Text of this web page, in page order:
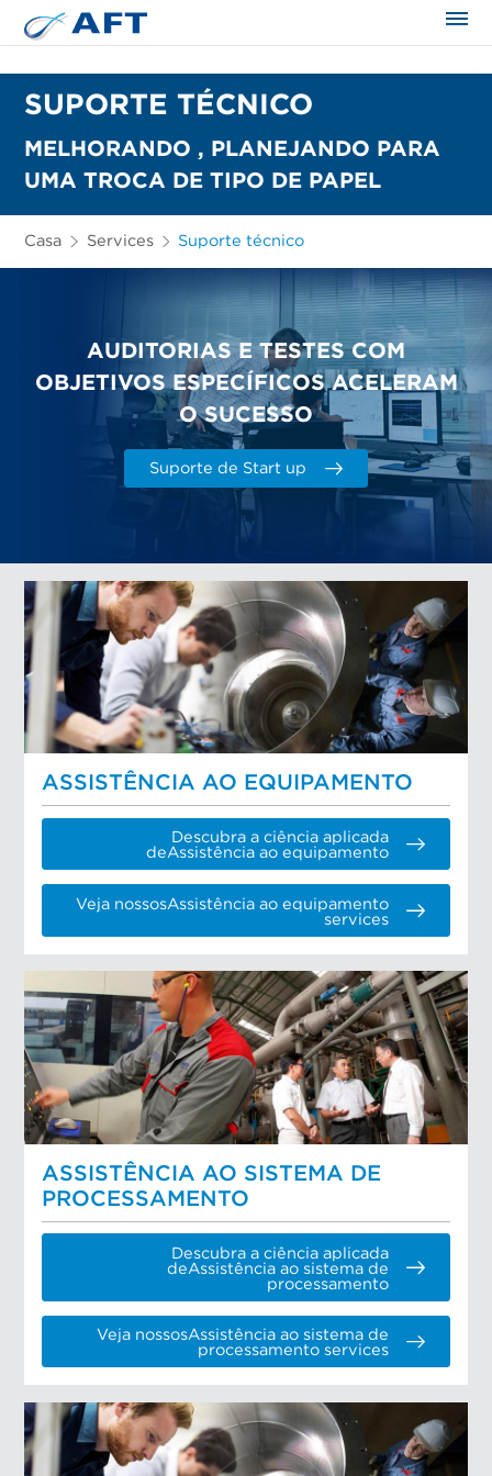
SUPORTE TÉCNICO
MELHORANDO , PLANEJANDO PARA
UMA TROCA DE TIPO DE PAPEL
Casa Services Suporte técnico
AUDITORIAS E TESTES COM
OBJETIVOS ESPECÍFICOS ACELERAM
O SUCESSO
Suporte de Start up
ASSISTÊNCIA AO EQUIPAMENTO
Descubra a ciência aplicada
deAssistência ao equipamento
Veja nossosAssistência ao equipamento
services
ASSISTÊNCIA AO SISTEMA DE
PROCESSAMENTO
Descubra a ciência aplicada
deAssistência ao sistema de
processamento
Veja nossosAssistência ao sistema de
processamento services